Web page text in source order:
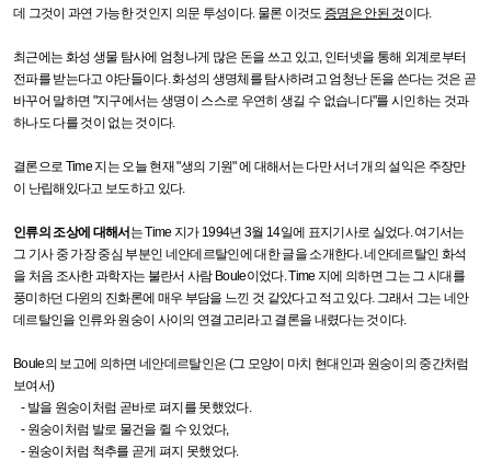
데 그것이 과연 가능한 것인지 의문 투성이다. 물론 이것도 증명은 안된 것이다.
최근에는 화성 생물 탐사에 엄청나게 많은 돈을 쓰고 있고, 인터넷을 통해 외계로부터
전파를 받는다고 야단들이다.화성의 생명체를 탐사하려고 엄청난 돈을 쓴다는 것은 곧
바꾸어 말하면 "지구에서는 생명이 스스로 우연히 생길 수 없습니다"를 시인하는 것과
하나도 다를 것이 없는 것이다.
결론으로 Time 지는 오늘 현재"생의 기원"에 대해서는 다만 서너 개의 설익은 주장만
이 난립해있다고 보도하고 있다.
인류의 조상에 대해서 는Time 지가 1994년3월 14일에 표지기사로 실었다.여기서는
그 기사 중 가장 중심 부분인 네안데르탈인에 대한 글을 소개한다.네안데르탈인 화석
을 처음 조사한 과학자는 불란서 사람 Boule이었다. Time 지에 의하면 그는 그 시대를
풍미하던 다윈의 진화론에 매우 부담을 느낀 것 같았다고 적고 있다. 그래서 그는 네안
데르탈인을 인류와 원숭이 사이의 연결고리라고 결론을 내렸다는 것이다.
Boule의 보고에 의하면 네안데르탈인은 (그 모양이 마치 현대인과 원숭이의 중간처럼
보여서)
- 발을 원숭이처럼 곧바로 펴지를 못했었다.
- 원숭이처럼 발로 물건을 쥘 수 있었다,
- 원숭이처럼 척추를 곧게 펴지 못했었다.